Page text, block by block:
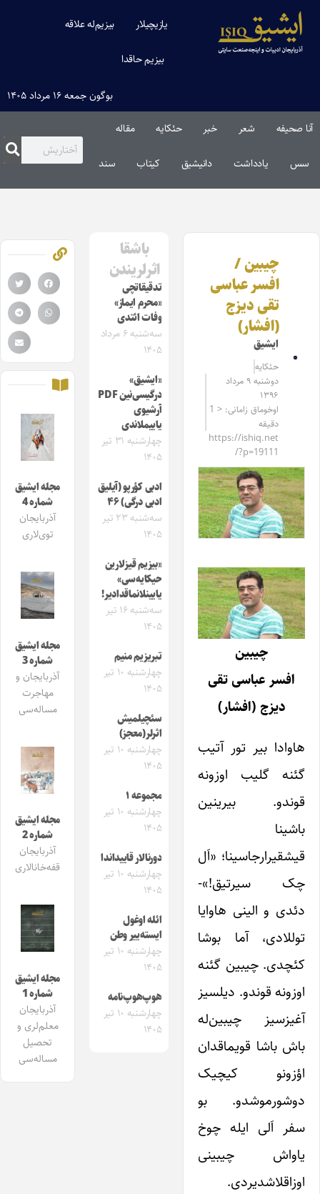
یازیچیلار بیزیم‌له علاقه
بیزیم حاقدا
بوگون جمعه ۱۶ مرداد ۱۴۰۵
آنا صحیفه شعر خبر حئکایه مقاله‌
سس یادداشت دانیشیق کیتاب سند
چیبین /
افسر عباسی
تقی دیزج
(افشار)
ایشیق
حئکایه
دوشنبه ۹ مرداد
۱۳۹۶
اوخوماق زامانی: < 1
دقیقه
https://ishiq.net
/?p=19111
چیبین
افسر عباسی تقی
دیزج (افشار)
هاوادا بیر تور آتیب
گئنه گلیب اوزونه
قوندو. بیرینین
باشینا
قیشقیرارجاسینا؛ «اَل
چک سیرتیق!»-
دئدی و الینی هاوایا
توللادی، آما بوشا
کئچدی. چیبین گئنه
اوزونه قوندو. دیلسیز
آغیزسیز چیبین‌له
باش باشا قویماقدان
اؤزونو کیچیک
دوشورموشدو. بو
سفر اَلی ایله چوخ
یاواش چیبینی
اوزاقلاشدیردی.
باشقا
اثرلریندن
تدقیقاتچی
«محرم ایماز»
وفات ائتدی
سه‌شنبه ۶ مرداد
۱۴۰۵
«ایشیق»
درگیسی‌نین PDF
آرشیوی
یاییملاندی
چهارشنبه ۳۱ تیر
۱۴۰۵
ادبی کؤرپو (آیلیق
ادبی درگی) ۴۶
سه‌شنبه ۲۳ تیر
۱۴۰۵
«بیزیم قیزلارین
حیکایه‌سی»
یایینلانماقدادیر!
سه‌شنبه ۱۶ تیر
۱۴۰۵
تبریزیم منیم
چهارشنبه ۱۰ تیر
۱۴۰۵
سئچیلمیش
اثرلر(معجز)
چهارشنبه ۱۰ تیر
۱۴۰۵
مجموعه ۱
چهارشنبه ۱۰ تیر
۱۴۰۵
دورنالار قاییداندا
چهارشنبه ۱۰ تیر
۱۴۰۵
ائله اوغول
ایسته‌ییر وطن
چهارشنبه ۱۰ تیر
۱۴۰۵
هوپ‌هوپ‌نامه
چهارشنبه ۱۰ تیر
۱۴۰۵
مجله ایشیق
شماره 4
آذربایجان
توی‌لاری
مجله ایشیق
شماره 3
آذربایجان و
مهاجرت
مساله‌سی
مجله ایشیق
شماره 2
آذربایجان
قفه‌خانالاری
مجله ایشیق
شماره 1
آذربایجان
معلم‌لری و
تحصیل
مساله‌سی